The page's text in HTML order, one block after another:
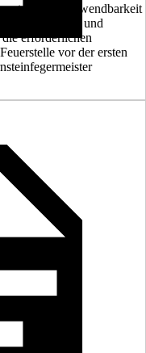
auf Verwendbarkeit
Bedienungs- und
erforderlichen
vor der ersten